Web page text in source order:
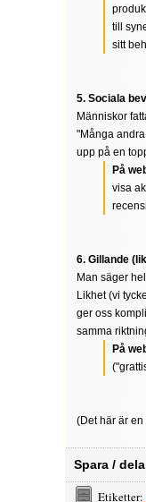
till
sitt
5. Sociala
Människor
"Många
upp på en
På
visa
6. Gillande
Man säger
Likhet (vi
ger oss
samma
På
(Det här är
Spara /
Etiketter: